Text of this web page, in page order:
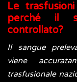
Le
perché il
controllato?
Il sangue
viene
trasfusionale